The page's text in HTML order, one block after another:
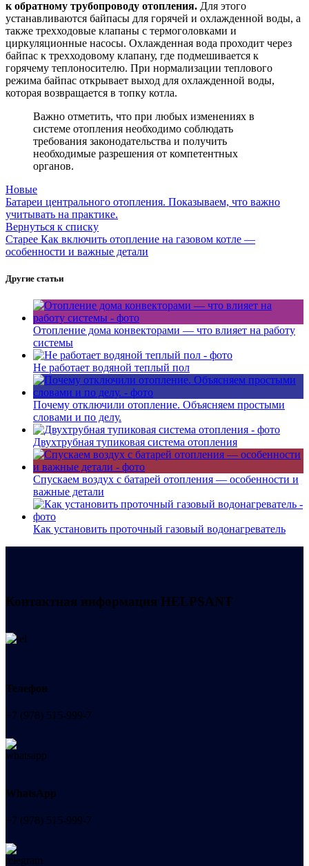
к обратному трубопроводу отопления. Для этого
устанавливаются байпасы для горячей и охлажденной воды, а
также трехходовые клапаны с термоголовками и
циркуляционные насосы. Охлажденная вода проходит через
байпас к трехходовому клапану, где подмешивается к
горячему теплоносителю. При нормализации теплового
режима байпас открывает выход для охлажденной воды,
которая возвращается в топку котла.
Важно отметить, что при любых изменениях в
системе отопления необходимо соблюдать
требования законодательства и получить
необходимые разрешения от компетентных
органов.
Новые
Батареи центрального отопления. Показываем, что важно
учитывать на практике.
Вернуться к списку
Старее Как включить отопление на газовом котле —
особенности и важные детали
Другие статьи
Отопление дома конвекторами — что влияет на работу
системы
Не работает водяной теплый пол
Почему отключили отопление. Объясняем простыми
словами и по делу.
Двухтрубная тупиковая система отопления
Спускаем воздух с батарей отопления — особенности и
важные детали
Как установить проточный газовый водонагреватель
Контактная информация HELPSANT
Телефон
+7 (978) 515-999-7
WhatsApp
+7 (978) 515-999-7